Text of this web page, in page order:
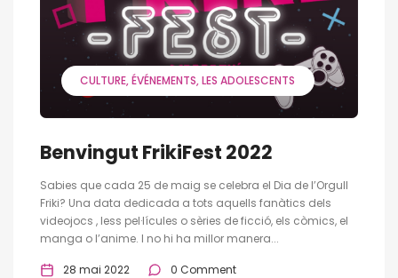
CULTURE ÉVÉNEMENTS LES ADOLESCENTS
Benvingut FrikiFest 2022
Sabies que cada 25 de maig se celebra el Dia de l’Orgull
Friki? Una data dedicada a tots aquells fanàtics dels
videojocs , less pel·lícules o sèries de ficció, els còmics, el
manga o l’anime. I no hi ha millor manera...
28 mai 2022 0 Comment